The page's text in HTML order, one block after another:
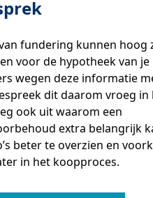
fundering kunnen hoog
voor de hypotheek van je
wegen deze informatie
dit daarom vroeg in
ook uit waarom een
extra belangrijk
beter te overzien en
in het koopproces.